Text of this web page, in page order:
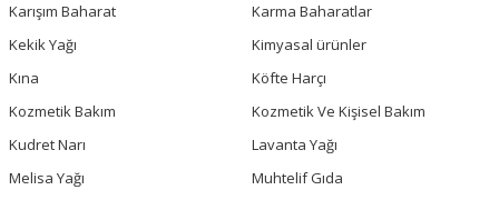
Karışım Baharat
Karma Baharatlar
Kekik Yağı
Kimyasal ürünler
Kına
Köfte Harçı
Kozmetik Bakım
Kozmetik Ve Kişisel Bakım
Kudret Narı
Lavanta Yağı
Melisa Yağı
Muhtelif Gıda